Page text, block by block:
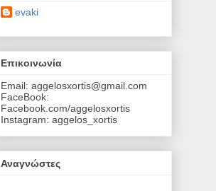
evaki
Επικοινωνία
Email: aggelosxortis@gmail.com
FaceBook:
Facebook.com/aggelosxortis
Instagram: aggelos_xortis
Αναγνώστες